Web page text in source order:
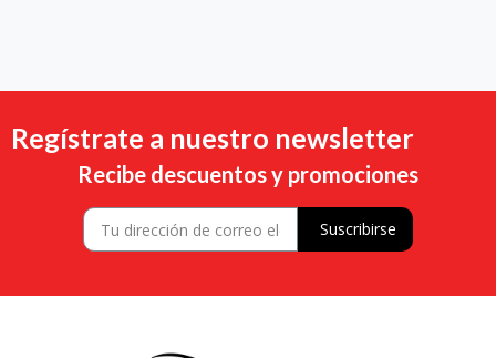
Regístrate a nuestro newsletter
Recibe descuentos y promociones
Suscribirse